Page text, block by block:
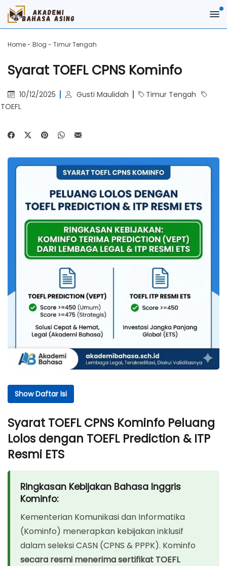
Home- Blog - Timur Tengah
Syarat TOEFL CPNS Kominfo
10/12/2025 Gusti Maulidah
Timur Tengah
TOEFL
Show Daftar Isi
Syarat TOEFL CPNS Kominfo Peluang Lolos dengan
TOEFL Prediction & ITP Resmi ETS
Ringkasan Kebijakan Bahasa Inggris Kominfo:
Kominfo: Pelopor Inklusivitas Talenta Digital
Ambang Batas Skor TOEFL Kominfo
Opsi 1: Tes TOEFL Prediction & VEPT (Solusi Cepat &
Hemat)
Opsi 2: Tes TOEFL ITP Resmi ETS (Investasi Jangka
Panjang)
Syarat TOEFL CPNS Kominfo Peluang
Lolos dengan TOEFL Prediction & ITP
Resmi ETS
Ringkasan Kebijakan Bahasa Inggris
Kominfo:
Kementerian Komunikasi dan Informatika
(Kominfo) menerapkan kebijakan inklusif
dalam seleksi CASN (CPNS & PPPK). Kominfo
secara resmi menerima sertifikat TOEFL